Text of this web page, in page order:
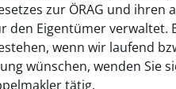
zur ÖRAG und
den Eigentümer
wenn wir laufend
wünschen, wenden Sie
tätig.